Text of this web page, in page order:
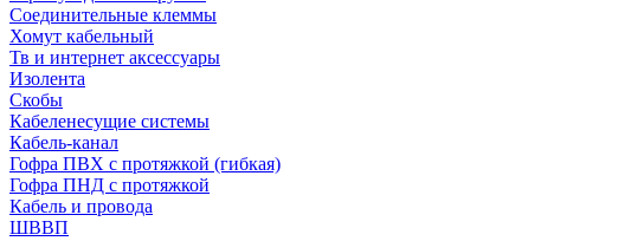
Соединительные клеммы
Хомут кабельный
Тв и интернет аксессуары
Изолента
Скобы
Кабеленесущие системы
Кабель-канал
Гофра ПВХ с протяжкой (гибкая)
Гофра ПНД с протяжкой
Кабель и провода
ШВВП